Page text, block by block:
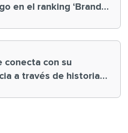
el ranking ‘Brand
conecta con su
a través de historias